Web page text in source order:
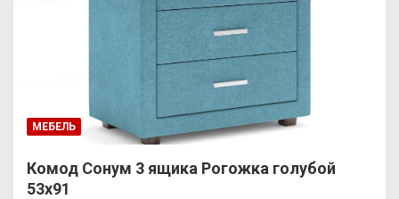
МЕБЕЛЬ
Комод Сонум 3 ящика Рогожка голубой
53х91